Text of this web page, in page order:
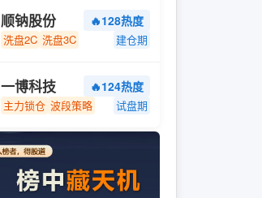
顺钠股份 🔥128热度
洗盘2C 洗盘3C 建仓期
一博科技 🔥124热度
主力锁仓 波段策略 试盘期